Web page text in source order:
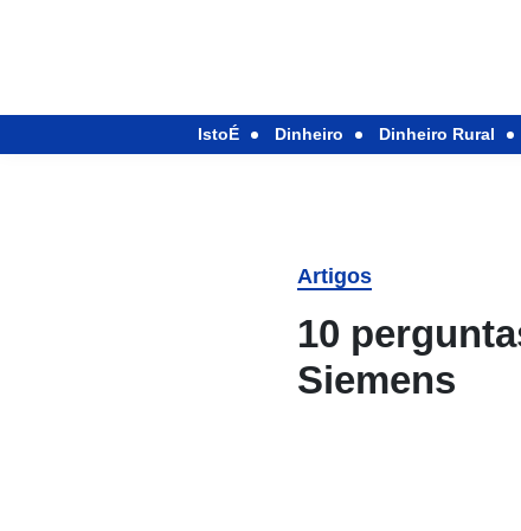
IstoÉ Dinheiro Dinheiro Rural
Artigos
10
Siemens